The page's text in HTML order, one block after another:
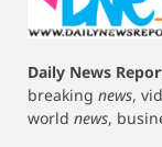
Daily News
breaking news,
world news,